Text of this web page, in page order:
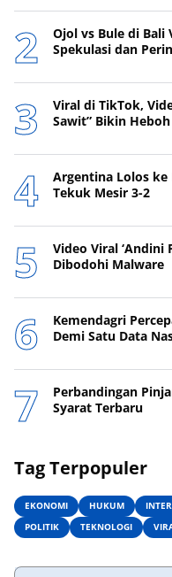
Ojol vs Bule di Bali
Spekulasi dan
Viral di TikTok,
Sawit” Bikin
Argentina Lolos ke
Tekuk Mesir 3-2
Video Viral ‘Andini
Dibodohi Malware
Kemendagri
Demi Satu Data
Perbandingan
Syarat Terbaru
Tag Terpopuler
EKONOMI HUKUM
POLITIK
TEKNOLOGI